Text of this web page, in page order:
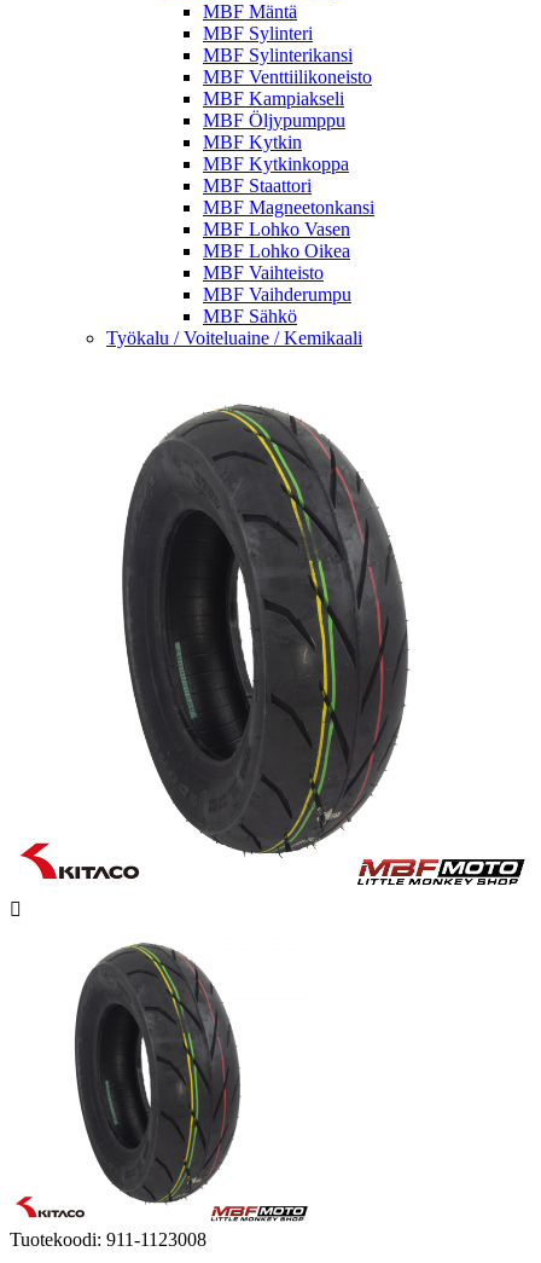
MBF Mäntä
MBF Sylinteri
MBF Sylinterikansi
MBF Venttiilikoneisto
MBF Kampiakseli
MBF Öljypumppu
MBF Kytkin
MBF Kytkinkoppa
MBF Staattori
MBF Magneetonkansi
MBF Lohko Vasen
MBF Lohko Oikea
MBF Vaihteisto
MBF Vaihderumpu
MBF Sähkö
Työkalu / Voiteluaine / Kemikaali

Tuotekoodi: 911-1123008